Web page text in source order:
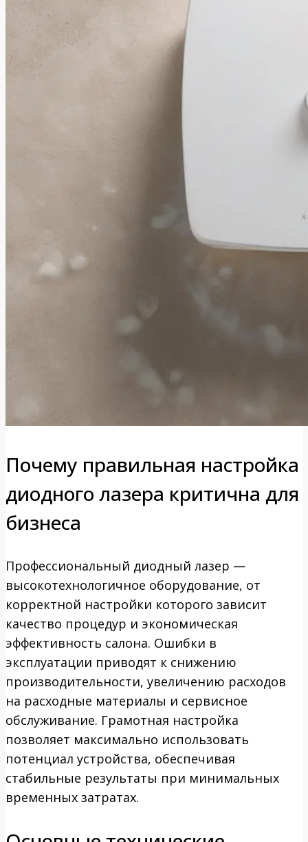
Почему правильная настройка
диодного лазера критична для
бизнеса
Профессиональный диодный лазер —
высокотехнологичное оборудование, от
корректной настройки которого зависит
качество процедур и экономическая
эффективность салона. Ошибки в
эксплуатации приводят к снижению
производительности, увеличению расходов
на расходные материалы и сервисное
обслуживание. Грамотная настройка
позволяет максимально использовать
потенциал устройства, обеспечивая
стабильные результаты при минимальных
временных затратах.